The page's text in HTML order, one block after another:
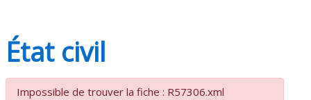
État civil
Impossible de trouver la fiche : R57306.xml